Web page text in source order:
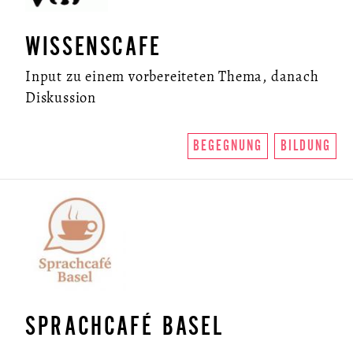
WISSENSCAFE
Input zu einem vorbereiteten Thema, danach
Diskussion
BEGEGNUNG BILDUNG
SPRACHCAFÉ BASEL